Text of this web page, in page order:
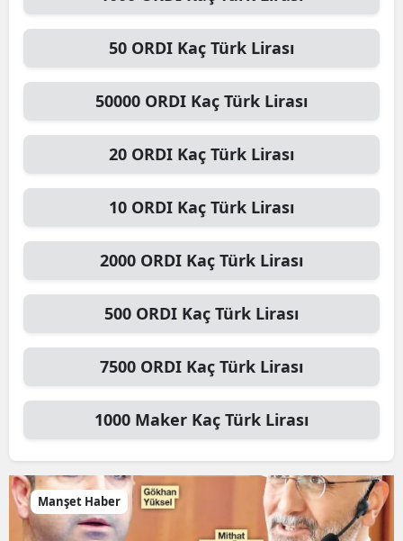
50 ORDI Kaç Türk Lirası
50000 ORDI Kaç Türk Lirası
20 ORDI Kaç Türk Lirası
10 ORDI Kaç Türk Lirası
2000 ORDI Kaç Türk Lirası
500 ORDI Kaç Türk Lirası
7500 ORDI Kaç Türk Lirası
1000 Maker Kaç Türk Lirası
Manşet Haber